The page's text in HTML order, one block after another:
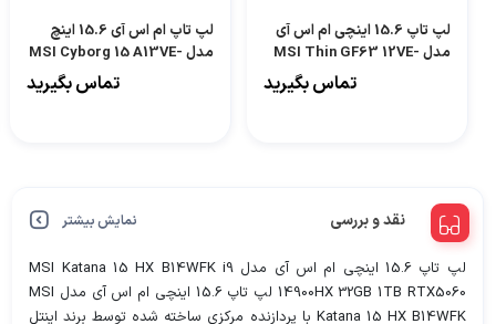
لپ تاپ 15.6 اینچی ام اس آی
مدل MSI Thin GF63 12VE-
تماس بگیرید
لپ تاپ ام اس آی 15.6 اینچ
مدل MSI Cyborg 15 A13VE-
تماس بگیرید
نقد و بررسی نمایش بیشتر
لپ تاپ 15.6 اینچی ام اس آی مدل MSI Katana 15 HX B14WFK i9
14900HX 32GB 1TB RTX5060 لپ تاپ 15.6 اینچی ام اس آی مدل MSI
Katana 15 HX B14WFK با پردازنده مرکزی ساخته شده توسط برند اینتل